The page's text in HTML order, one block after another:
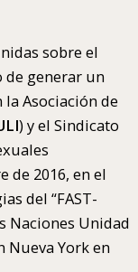
sobre el
de generar un
Asociación de
) y el Sindicato
de 2016, en el
del “FAST-
Naciones Unidad
York en